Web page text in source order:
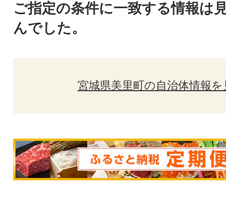
ご指定の条件に一致する情報は
んでした。
宮城県美里町の自治体情報を